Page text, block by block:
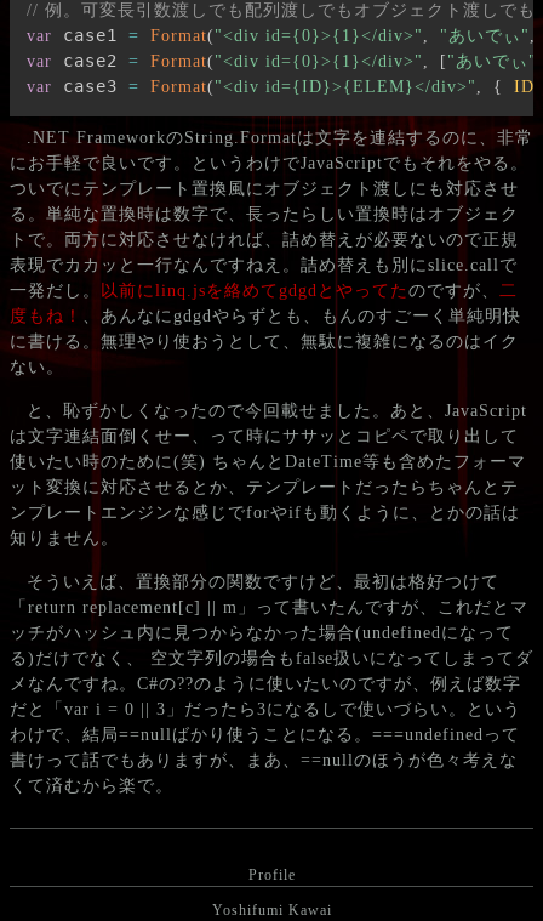
// 例。可変長引数渡しでも配列渡しでもオブジェクト渡しでも
var case1 = Format( "<div id={0}>{1}</div>" , "あいでぃ" ,
var case2 = Format( "<div id={0}>{1}</div>" , [ "あいでぃ"
var case3 = Format( "<div id={ID}>{ELEM}</div>" , { ID
.NET FrameworkのString.Formatは文字を連結するのに、非常
にお手軽で良いです。というわけでJavaScriptでもそれをやる。
ついでにテンプレート置換風にオブジェクト渡しにも対応させ
る。単純な置換時は数字で、長ったらしい置換時はオブジェク
トで。両方に対応させなければ、詰め替えが必要ないので正規
表現でカカッと一行なんですねえ。詰め替えも別にslice.callで
一発だし。
以前にlinq.jsを絡めてgdgdとやってた のですが、 二
度もね！ 、あんなにgdgdやらずとも、もんのすごーく単純明快
に書ける。無理やり使おうとして、無駄に複雑になるのはイク
ない。
と、恥ずかしくなったので今回載せました。あと、JavaScript
は文字連結面倒くせー、って時にササッとコピペで取り出して
使いたい時のために(笑) ちゃんとDateTime等も含めたフォーマ
ット変換に対応させるとか、テンプレートだったらちゃんとテ
ンプレートエンジンな感じでforやifも動くように、とかの話は
知りません。
そういえば、置換部分の関数ですけど、最初は格好つけて
「return replacement[c] || m」って書いたんですが、これだとマ
ッチがハッシュ内に見つからなかった場合(undefinedになって
る)だけでなく、 空文字列の場合もfalse扱いになってしまってダ
メなんですね。C#の??のように使いたいのですが、例えば数字
だと「var i = 0 || 3」だったら3になるしで使いづらい。という
わけで、結局==nullばかり使うことになる。===undefinedって
書けって話でもありますが、まあ、==nullのほうが色々考えな
くて済むから楽で。
Profile
Yoshifumi Kawai